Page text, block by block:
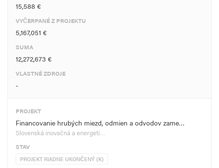
15,588 €
VYČERPANÉ Z PROJEKTU
5,167,051 €
SUMA
12,272,673 €
VLASTNÉ ZDROJE
-
PROJEKT
Financovanie hrubých miezd, odmien a odvodov zame…
Slovenská inovačná a energeti…
STAV
PROJEKT RIADNE UKONČENÝ (K)